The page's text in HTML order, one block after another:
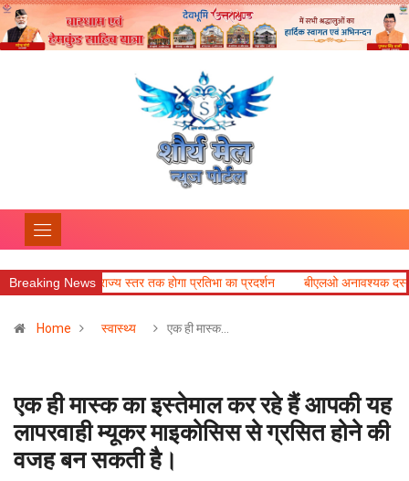
Breaking News
स्तर तक होगा प्रतिभा का प्रदर्शन बीएलओ अनावश्यक दस्तावेज न मांगें,
Home स्वास्थ्य एक ही मास्क…
एक ही मास्क का इस्तेमाल कर रहे हैं आपकी यह
लापरवाही म्यूकर माइकोसिस से ग्रसित होने की
वजह बन सकती है।